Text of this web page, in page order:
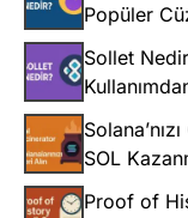
Popüler
Sollet
SOL
Proof of